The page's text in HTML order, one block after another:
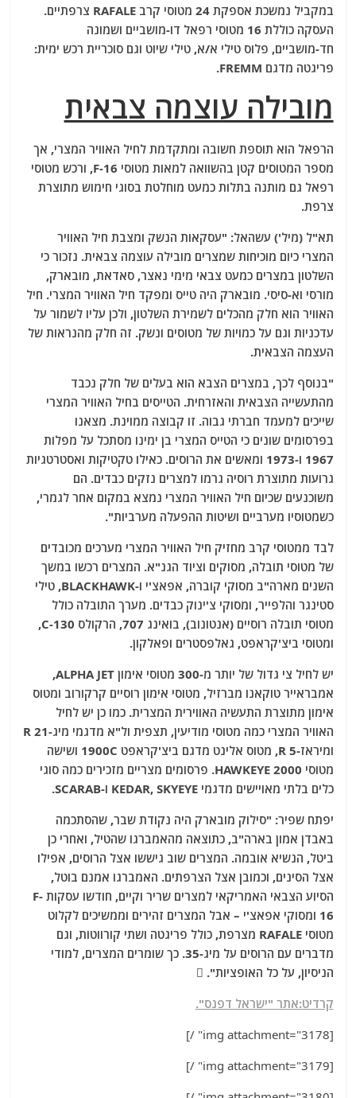
במקביל נמשכת אספקת 24 מטוסי קרב RAFALE צרפתיים.
העסקה כוללת 16 מטוסי רפאל דו-מושביים ושמונה
חד-מושביים, פלוס טילי א/א, טילי שיוט וגם סוכריית רכש ימית:
פריגטה מדגם FREMM.
מובילה עוצמה צבאית
הרפאל הוא תוספת חשובה ומתקדמת לחיל האוויר המצרי, אך
מספר המטוסים קטן בהשוואה למאות מטוסי F-16, ורכש מטוסי
רפאל גם מותנה בתלות כמעט מוחלטת בסוגי חימוש מתוצרת
צרפת.
תא"ל (מיל') עשהאל: "עסקאות הנשק ומצבת חיל האוויר
המצרי כיום מוכיחות שמצרים מובילה עוצמה צבאית. נזכור כי
השלטון במצרים כמעט צבאי מימי נאצר, סאדאת, מובארק,
מורסי וא-סיסי. מובארק היה טייס ומפקד חיל האוויר המצרי. חיל
האוויר הוא חלק מהכלים לשמירת השלטון, ולכן עליו לשמור על
עדכניות וגם על כמויות של מטוסים ונשק. זה חלק מהנראות של
העצמה הצבאית.
"בנוסף לכך, במצרים הצבא הוא בעלים של חלק נכבד
מהתעשייה הצבאית והאזרחית. הטייסים בחיל האוויר המצרי
שייכים למעמד חברתי גבוה. זו קבוצה ממוינת. מצאנו
בפרסומים שונים כי הטייס המצרי בן ימינו מסתכל על מפלות
1967 ו-1973 ומאשים את הרוסים. כאילו טקטיקות ואסטרטגיות
גרועות מתוצרת רוסיה גרמו למצרים נזקים כבדים. הם
משוכנעים שכיום חיל האוויר המצרי נמצא במקום אחר לגמרי,
כשמטוסיו מערביים ושיטות ההפעלה מערביות".
לבד ממטוסי קרב מחזיק חיל האוויר המצרי מערכים מכובדים
של מטוסי תובלה, מסוקים וציוד הגנ"א. המצרים רכשו במשך
השנים מארה"ב מסוקי קוברה, אפאצ'י ו-BLACKHAWK, טילי
סטינגר והלפייר, ומסוקי צ'ינוק כבדים. מערך התובלה כולל
מטוסי תובלה רוסיים (אנטונוב), בואינג 707, הרקולס C-130,
ומטוסי ביצ'קראפט, גאלפסטרים ופאלקון.
יש לחיל צי גדול של יותר מ-300 מטוסי אימון ALPHA JET,
אמבראייר טוקאנו מברזיל, מטוסי אימון רוסיים קרקורוב ומטוס
אימון מתוצרת התעשיה האווירית המצרית. כמו כן יש לחיל
האוויר המצרי כמה מטוסי מודיעין, תצפית ול"א מדגמי מיג-21 R
ומיראז-5 R, מטוס אלינט מדגם ביצ'קראפט 1900C ושישה
מטוסי HAWKEYE 2000. פרסומים מצריים מזכירים כמה סוגי
כלים בלתי מאויישים מדגמי KEDAR, SKYEYE ו-SCARAB.
יפתח שפיר: "סילוק מובארק היה נקודת שבר, שהסתכמה
באבדן אמון בארה"ב, כתוצאה מהאמברגו שהטיל, ואחרי כן
ביטל, הנשיא אובמה. המצרים שוב גיששו אצל הרוסים, אפילו
אצל הסינים, וכמובן אצל הצרפתים. האמברגו אמנם בוטל,
הסיוע הצבאי האמריקאי למצרים שריר וקיים, חודשו עסקות F-
16 ומסוקי אפאצ'י – אבל המצרים זהירים וממשיכים לקלוט
מטוסי RAFALE מצרפת, כולל פריגטה ושתי קורווטות, וגם
מדברים עם הרוסים על מיג-35. כך שומרים המצרים, למודי
הניסיון, על כל האופציות". 
קרדיט:אתר "ישראל דפנס".
[img attachment="3178" /]
[img attachment="3179" /]